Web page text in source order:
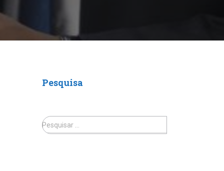
Pesquisa
Pesquisar …